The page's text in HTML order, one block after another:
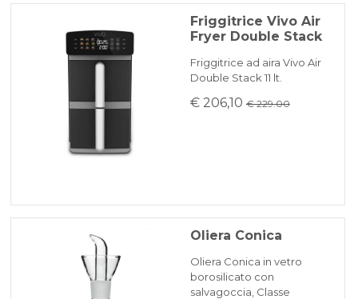
Friggitrice Vivo Air
Fryer Double Stack
Friggitrice ad aira Vivo Air
Double Stack 11 lt.
€ 206,10 € 229.00
Oliera Conica
Oliera Conica in vetro
borosilicato con
salvagoccia, Classe